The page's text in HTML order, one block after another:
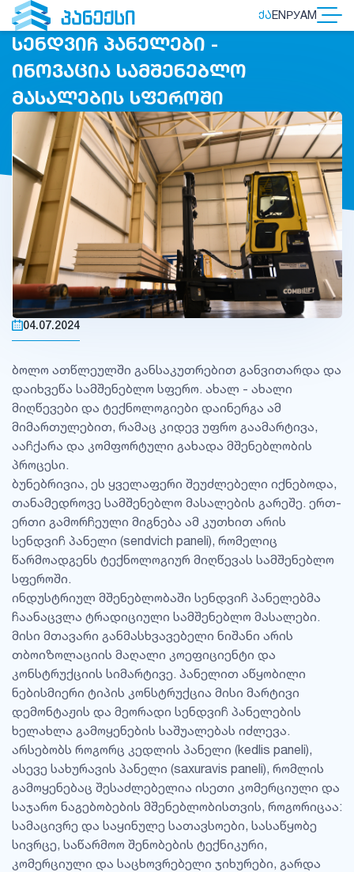
ᲥᲐENРУAM
ᲡᲔᲜᲓᲕᲘᲩ ᲞᲐᲜᲔᲚᲔᲑᲘ -
ᲘᲜᲝᲕᲐᲪᲘᲐ ᲡᲐᲛᲨᲔᲜᲔᲑᲚᲝ
ᲛᲐᲡᲐᲚᲔᲑᲘᲡ ᲡᲤᲔᲠᲝᲨᲘ
04.07.2024
ბოლო ათწლეულში განსაკუთრებით განვითარდა და
დაიხვეწა სამშენებლო სფერო. ახალ - ახალი
მიღწევები და ტექნოლოგიები დაინერგა ამ
მიმართულებით, რამაც კიდევ უფრო გაამარტივა,
ააჩქარა და კომფორტული გახადა მშენებლობის
პროცესი.
ბუნებრივია, ეს ყველაფერი შეუძლებელი იქნებოდა,
თანამედროვე სამშენებლო მასალების გარეშე. ერთ-
ერთი გამორჩეული მიგნება ამ კუთხით არის
სენდვიჩ პანელი (sendvich paneli), რომელიც
წარმოადგენს ტექნოლოგიურ მიღწევას სამშენებლო
სფეროში.
ინდუსტრიულ მშენებლობაში სენდვიჩ პანელებმა
ჩაანაცვლა ტრადიციული სამშენებლო მასალები.
მისი მთავარი განმასხვავებელი ნიშანი არის
თბოიზოლაციის მაღალი კოეფიციენტი და
კონსტრუქციის სიმარტივე. პანელით აწყობილი
ნებისმიერი ტიპის კონსტრუქცია მისი მარტივი
დემონტაჟის და მეორადი სენდვიჩ პანელების
ხელახლა გამოყენების საშუალებას იძლევა.
არსებობს როგორც კედლის პანელი (kedlis paneli),
ასევე სახურავის პანელი (saxuravis paneli), რომლის
გამოყენებაც შესაძლებელია ისეთი კომერციული და
საჯარო ნაგებობების მშენებლობისთვის, როგორიცაა:
სამაცივრე და საყინულე სათავსოები, სასაწყობე
სივრცე, საწარმოო შენობების ტექნიკური,
კომერციული და საცხოვრებელი ჯიხურები, გარდა